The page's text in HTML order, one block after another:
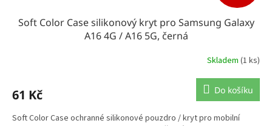
Soft Color Case silikonový kryt pro Samsung Galaxy
A16 4G / A16 5G, černá
Skladem (1 ks)
61 Kč Do košíku
Soft Color Case ochranné silikonové pouzdro / kryt pro mobilní